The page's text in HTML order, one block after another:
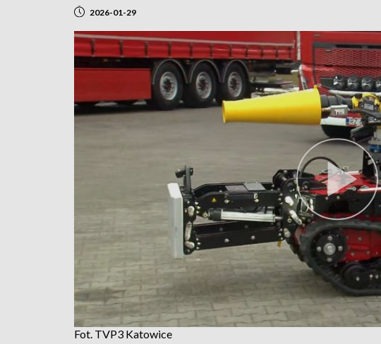
2026-01-29
Fot. TVP3 Katowice